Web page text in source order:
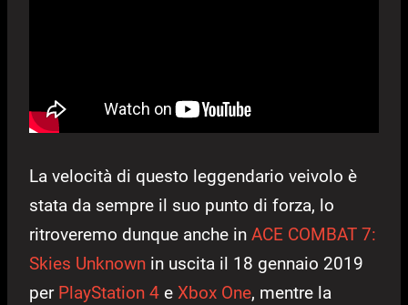
La velocità di questo leggendario veivolo è
stata da sempre il suo punto di forza, lo
ritroveremo dunque anche in ACE COMBAT 7:
Skies Unknown in uscita il 18 gennaio 2019
per PlayStation 4 e Xbox One, mentre la